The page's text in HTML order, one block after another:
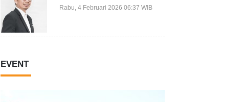
Minum Tirta Tanadoang yang
Makin Inovatif
Rabu, 4 Februari 2026 06:37 WIB
EVENT